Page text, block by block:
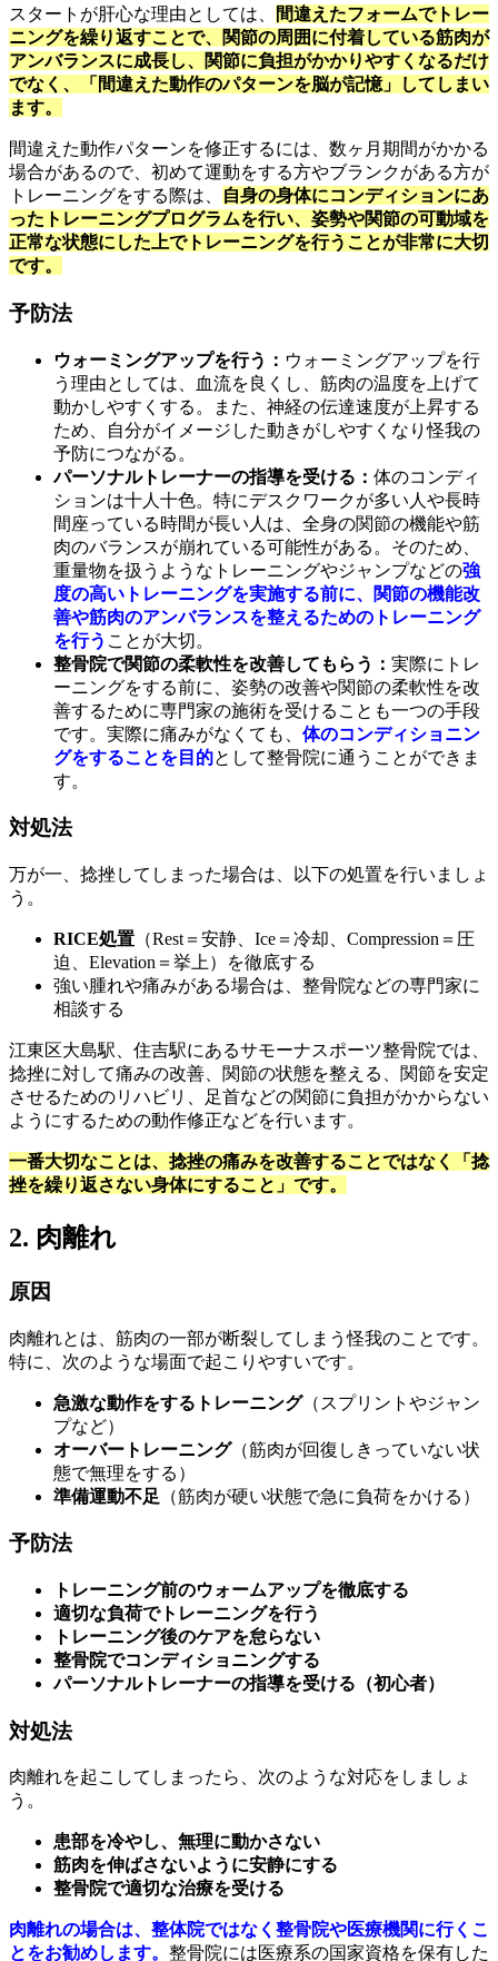
スタートが肝心な理由としては、
間違えたフォームでトレー
ニングを繰り返すことで、関節の周囲に付着している筋肉が
アンバランスに成長し、関節に負担がかかりやすくなるだけ
でなく、「間違えた動作のパターンを脳が記憶」してしまい
ます。
間違えた動作パターンを修正するには、数ヶ月期間がかかる
場合があるので、初めて運動をする方やブランクがある方が
トレーニングをする際は、
自身の身体にコンディションにあ
ったトレーニングプログラムを行い、姿勢や関節の可動域を
正常な状態にした上でトレーニングを行うことが非常に大切
です。
予防法
ウォーミングアップを行う： ウォーミングアップを行
う理由としては、血流を良くし、筋肉の温度を上げて
動かしやすくする。また、神経の伝達速度が上昇する
ため、自分がイメージした動きがしやすくなり怪我の
予防につながる。
パーソナルトレーナーの指導を受ける： 体のコンディ
ションは十人十色。特にデスクワークが多い人や長時
間座っている時間が長い人は、全身の関節の機能や筋
肉のバランスが崩れている可能性がある。そのため、
重量物を扱うようなトレーニングやジャンプなどの強
度の高いトレーニングを実施する前に、関節の機能改
善や筋肉のアンバランスを整えるためのトレーニング
を行う ことが大切。
整骨院で関節の柔軟性を改善してもらう： 実際にトレ
ーニングをする前に、姿勢の改善や関節の柔軟性を改
善するために専門家の施術を受けることも一つの手段
です。実際に痛みがなくても、 体のコンディショニン
グをすることを目的として整骨院に通うことができま
す。
対処法
万が一、捻挫してしまった場合は、以下の処置を行いましょ
う。
RICE処置 （Rest＝安静、Ice＝冷却、Compression＝圧
迫、Elevation＝挙上）を徹底する
強い腫れや痛みがある場合は、整骨院などの専門家に
相談する
江東区大島駅、住吉駅にあるサモーナスポーツ整骨院では、
捻挫に対して痛みの改善、関節の状態を整える、関節を安定
させるためのリハビリ、足首などの関節に負担がかからない
ようにするための動作修正などを行います。
一番大切なことは、捻挫の痛みを改善することではなく「捻
挫を繰り返さない身体にすること」です。
2. 肉離れ
原因
肉離れとは、筋肉の一部が断裂してしまう怪我のことです。
特に、次のような場面で起こりやすいです。
急激な動作をするトレーニング（スプリントやジャン
プなど）
オーバートレーニング（筋肉が回復しきっていない状
態で無理をする）
準備運動不足 （筋肉が硬い状態で急に負荷をかける）
予防法
トレーニング前のウォームアップを徹底する
適切な負荷でトレーニングを行う
トレーニング後のケアを怠らない
整骨院でコンディショニングする
パーソナルトレーナーの指導を受ける（初心者）
対処法
肉離れを起こしてしまったら、次のような対応をしましょ
う。
患部を冷やし、無理に動かさない
筋肉を伸ばさないように安静にする
整骨院で適切な治療を受ける
肉離れの場合は、整体院ではなく整骨院や医療機関に行くこ
とをお勧めします。 整骨院には医療系の国家資格を保有した